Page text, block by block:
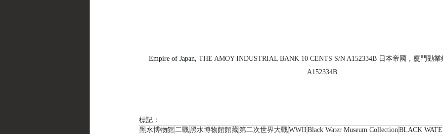
Empire of Japan, THE AMOY INDUSTRIAL BANK 10 CENTS S/N A152334B 日本帝國，廈門勸
A152334B
標記：
黑水博物館 二戰黑水博物館館藏第二次世界大戰WWII Black Water Museum Collection BLACK